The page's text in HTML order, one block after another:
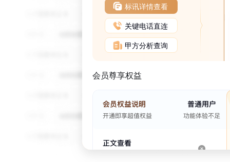
标讯详情查看
关键电话直连
甲方分析查询
会员尊享权益